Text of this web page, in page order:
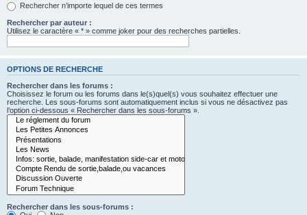
Rechercher n’importe lequel de ces termes
Rechercher par auteur :
Utilisez le caractère « * » comme joker pour des recherches partielles.
OPTIONS DE RECHERCHE
Rechercher dans les forums :
Choisissez le forum ou les forums dans le(s)quel(s) vous souhaitez effectuer une
recherche. Les sous-forums sont automatiquement inclus si vous ne désactivez pas
l’option ci-dessous « Rechercher dans les sous-forums ».
Rechercher dans les sous-forums :